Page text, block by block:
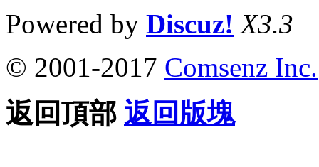
Powered by Discuz! X3.3
© 2001-2017 Comsenz Inc.
返回頂部 返回版塊